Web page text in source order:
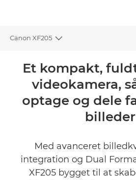
Canon XF205
Toggle breadcrumbs
Oversigt
Specifikationer
Et kompakt,
videokamera,
optage og dele
billeder
Med avanceret
integration og Dual
XF205 bygget til at